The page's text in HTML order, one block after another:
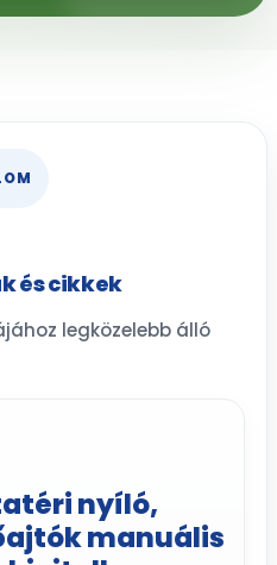
és cikkek
legközelebb álló
nyíló,
manuális